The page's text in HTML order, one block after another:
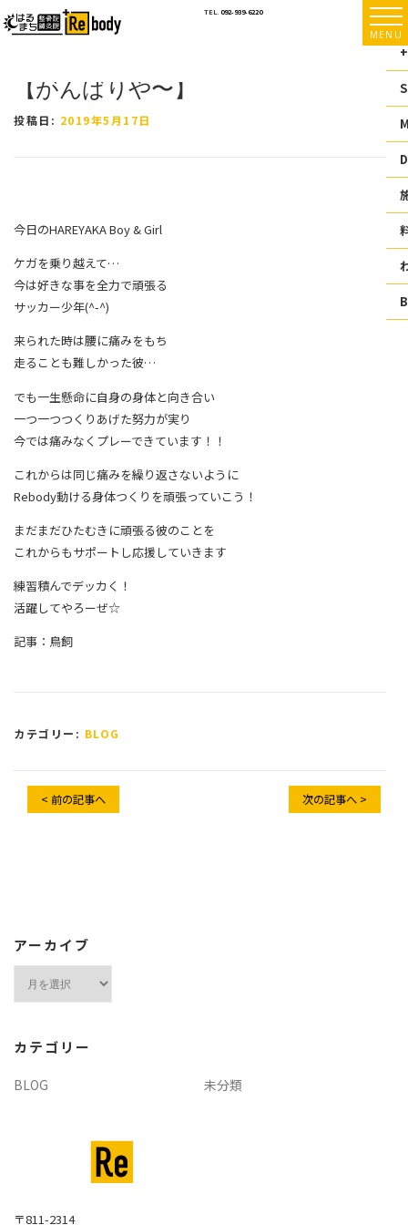
ン
TEL. 092-939-6220
MENU
【がんばりや〜】
投稿日: 2019年5月17日
今日のHAREYAKA Boy & Girl
ケガを乗り越えて…
今は好きな事を全力で頑張る
サッカー少年(^-^)
来られた時は腰に痛みをもち
走ることも難しかった彼…
でも一生懸命に自身の身体と向き合い
一つ一つつくりあげた努力が実り
今では痛みなくプレーできています！！
これからは同じ痛みを繰り返さないように
Rebody動ける身体つくりを頑張っていこう！
まだまだひたむきに頑張る彼のことを
これからもサポートし応援していきます
練習積んでデッカく！
活躍してやろーぜ☆
記事：鳥飼
カテゴリー: BLOG
< 前の記事へ 次の記事へ >
アーカイブ
ブ
カテゴリー
BLOG 未分類
〒811-2314